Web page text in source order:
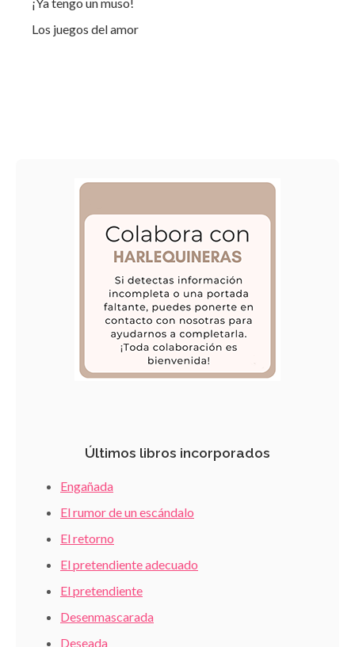
Los juegos del amor
Últimos libros incorporados
Engañada
El rumor de un escándalo
El retorno
El pretendiente adecuado
El pretendiente
Desenmascarada
Deseada